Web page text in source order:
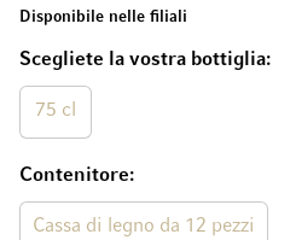
Scegliete la vostra bottiglia
75 cl
Contenitore
Cassa di legno da 12 pezzi
Disponibile nelle filiali